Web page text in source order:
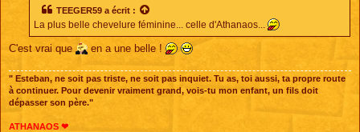
TEEGER59 a écrit :
La plus belle chevelure féminine... celle d'Athanaos...
C'est vrai que en a une belle !
" Esteban, ne soit pas triste, ne soit pas inquiet. Tu as, toi aussi, ta propre route
à continuer. Pour devenir vraiment grand, vois-tu mon enfant, un fils doit
dépasser son père."
ATHANAOS ❤